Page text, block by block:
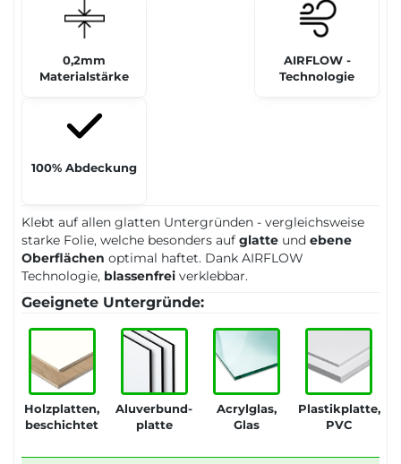
0,2mm
Materialstärke
AIRFLOW -
Technologie
100% Abdeckung
Klebt auf allen glatten Untergründen - vergleichsweise
starke Folie, welche besonders auf glatte und ebene
Oberflächen optimal haftet. Dank AIRFLOW
Technologie, blassenfrei verklebbar.
Geeignete Untergründe:
Holzplatten,
beschichtet
Aluverbund-
platte
Acrylglas,
Glas
Plastikplatte,
PVC